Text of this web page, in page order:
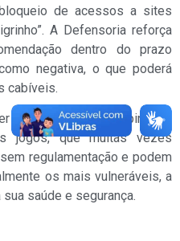
de acessos a sites
A Defensoria reforça
dentro do prazo
negativa, o que poderá
cabíveis.
a comunidade campinense
jogos, que muitas vezes
regulamentação e podem
os mais vulneráveis, a
saúde e segurança.